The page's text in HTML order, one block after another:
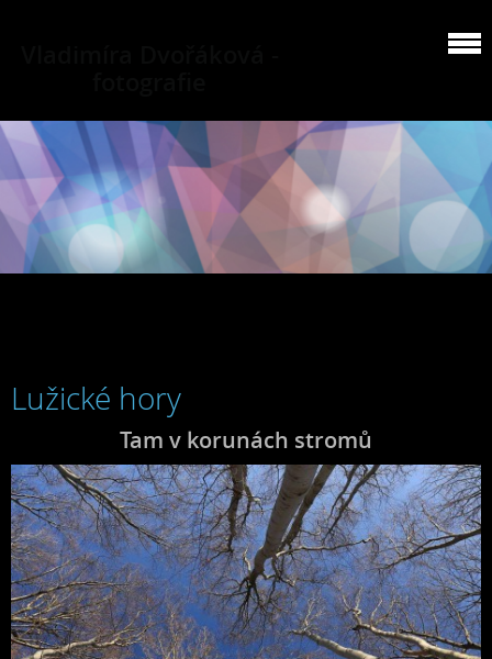
Lužické hory
Tam v korunách stromů